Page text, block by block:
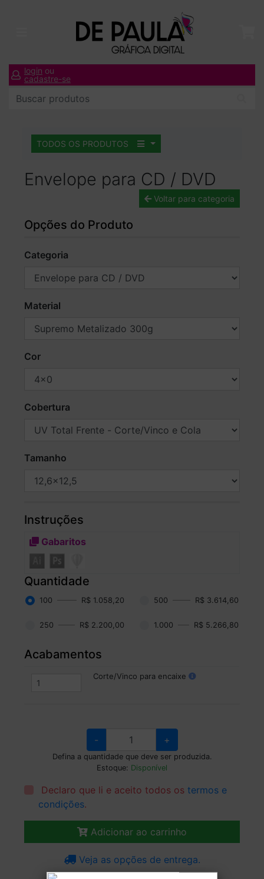
login ou
cadastre-se
TODOS OS PRODUTOS
Envelope para CD / DVD
Voltar para categoria
Opções do Produto
Categoria
Material
Cor
Cobertura
Tamanho
Instruções
Gabaritos
Quantidade
100 R$ 1.058,20 500 R$ 3.614,60
250 R$ 2.200,00 1.000 R$ 5.266,80
Acabamentos
Corte/Vinco para encaixe
- +
Defina a quantidade que deve ser produzida.
Estoque: Disponível
Declaro que li e aceito todos ostermos e
condições.
Adicionar ao carrinho
Veja as opções de entrega.